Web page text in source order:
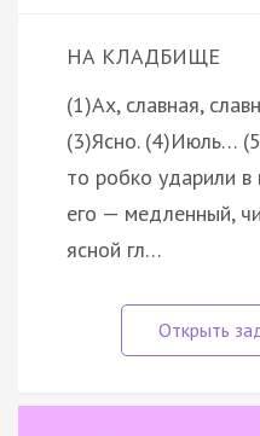
НА КЛАДБИЩЕ
(1)Ах, славная,
(3)Ясно. (4)Июль…
то робко ударили
его — медленный,
ясной гл…